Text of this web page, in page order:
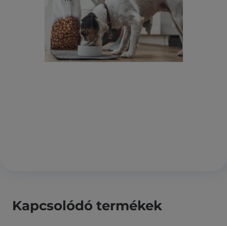
Kapcsolódó termékek